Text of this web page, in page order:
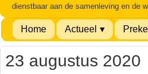
dienstbaar aan de samenleving en de
Home Actueel
23 augustus 2020